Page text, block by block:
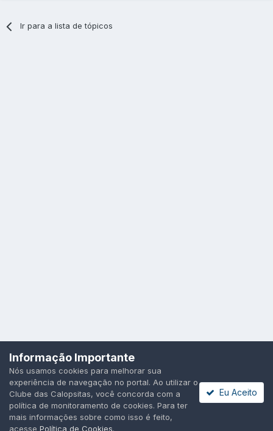
Ir para a lista de tópicos
Idioma Política de Privacidade
Todos os direitos reservados.
Powered by Invision Community
Informação Importante
Nós usamos cookies para melhorar sua
experiência de navegação no portal. Ao utilizar o
Clube das Calopsitas, você concorda com a
política de monitoramento de cookies. Para ter
mais informações sobre como isso é feito,
acesse Política de Cookies.
Eu Aceito